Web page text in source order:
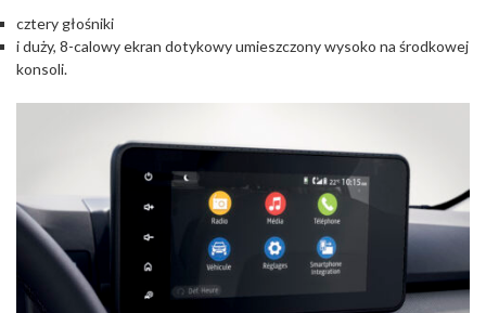
cztery głośniki
i duży, 8-calowy ekran dotykowy umieszczony wysoko na środkowej
konsoli.